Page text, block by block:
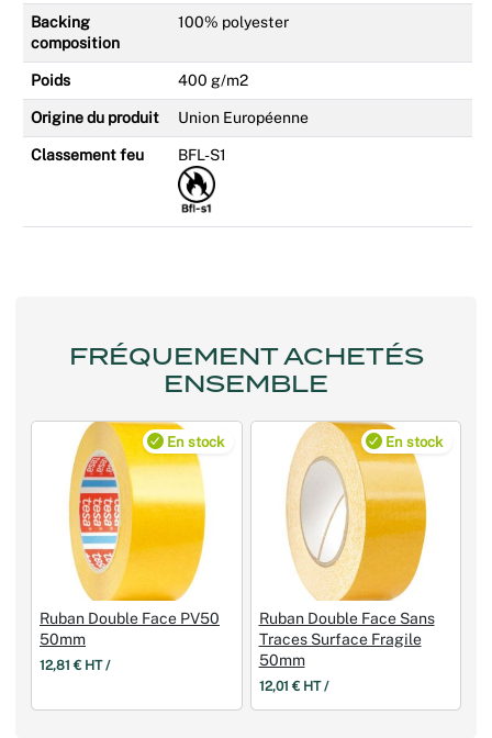
Backing
composition
100% polyester
Poids 400 g/m2
Origine du produit Union Européenne
Classement feu BFL-S1
FRÉQUEMENT ACHETÉS
ENSEMBLE
En stock
Ruban Double Face PV50
50mm
12,81 € HT /
En stock
Ruban Double Face Sans
Traces Surface Fragile
50mm
12,01 € HT /